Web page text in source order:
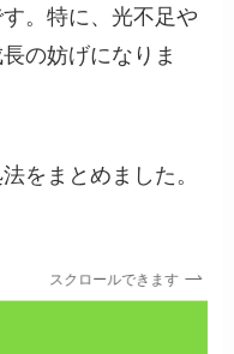
。特に、光不足や
の妨げになりま
をまとめました。
スクロールできます